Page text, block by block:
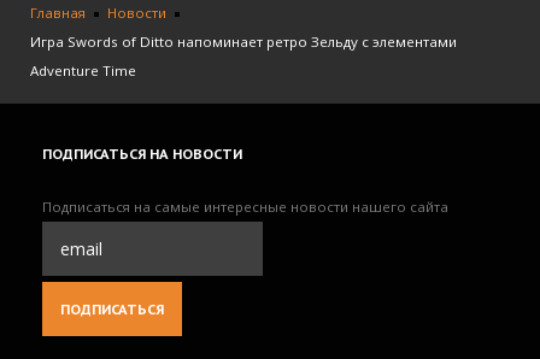
Главная
Новости
Игра Swords of Ditto напоминает ретро Зельду с элементами
Adventure Time
ПОДПИСАТЬСЯ НА НОВОСТИ
Подписаться на самые интересные новости нашего сайта